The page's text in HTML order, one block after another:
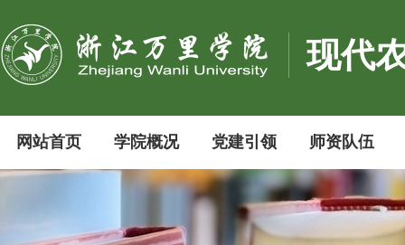
现代
网站首页 学院概况 党建引领 师资队伍